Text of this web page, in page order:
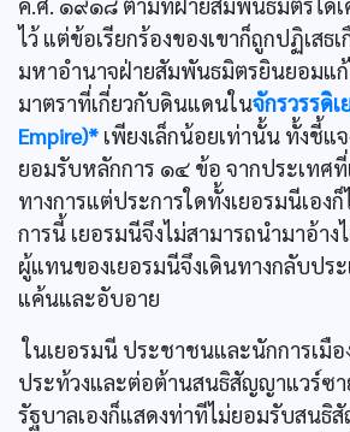
ค.ศ. ๑๙๑๘ ตามที่ฝ่ายสัมพันธมิตรได้
ไว้ แต่ข้อเรียกร้องของเขาก็ถูกปฏิเสธ
มหาอำนาจฝ่ายสัมพันธมิตรยินยอมแ
มาตราที่เกี่ยวกับดินแดนในจักรวรรดิ
Empire)* เพียงเล็กน้อยเท่านั้น ทั้งชี้แ
ยอมรับหลักการ ๑๔ ข้อ จากประเทศที่
ทางการแต่ประการใดทั้งเยอรมนีเอง
การนี้ เยอรมนีจึงไม่สามารถนำมาอ้า
ผู้แทนของเยอรมนีจึงเดินทางกลับปร
แค้นและอับอาย
ในเยอรมนี ประชาชนและนักการเมือ
ประท้วงและต่อต้านสนธิสัญญาแวร์ซ
รัฐบาลเองก็แสดงท่าทีไม่ยอมรับสนธิ